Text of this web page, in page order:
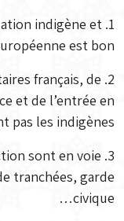
indigène et
est bon.
français, de
et de l’entrée en
pas les indigènes.
sont en voie
tranchées, garde
civique…